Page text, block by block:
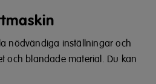
nödvändiga inställningar och
och blandade material. Du kan